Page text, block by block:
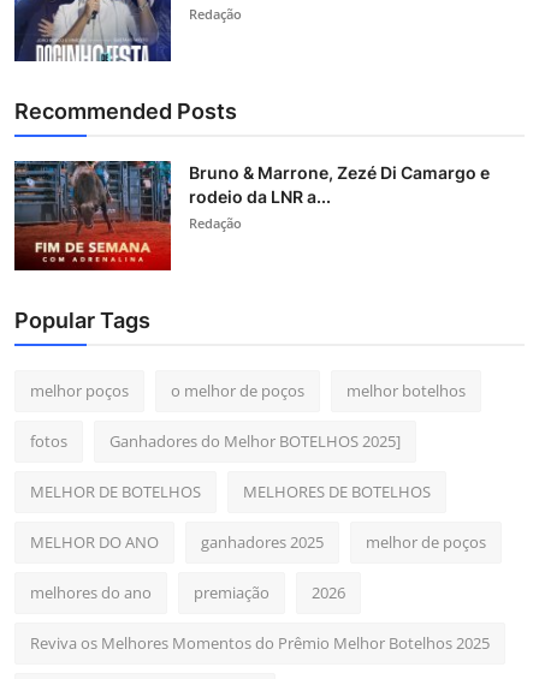
Redação
Recommended Posts
Bruno & Marrone, Zezé Di Camargo e
rodeio da LNR a...
Redação
Popular Tags
melhor poços o melhor de poços melhor botelhos
fotos Ganhadores do Melhor BOTELHOS 2025]
MELHOR DE BOTELHOS MELHORES DE BOTELHOS
MELHOR DO ANO ganhadores 2025 melhor de poços
melhores do ano premiação 2026
Reviva os Melhores Momentos do Prêmio Melhor Botelhos 2025